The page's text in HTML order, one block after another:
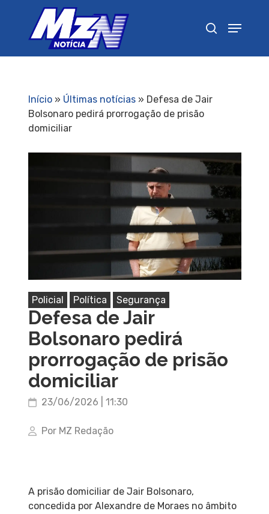
Início» Últimas notícias» Defesa de Jair
Bolsonaro pedirá prorrogação de prisão
domiciliar
Policial Política Segurança
Defesa de Jair
Bolsonaro pedirá
prorrogação de prisão
domiciliar
23/06/2026 | 11:30
Por MZ Redação
A prisão domiciliar de Jair Bolsonaro,
concedida por Alexandre de Moraes no âmbito